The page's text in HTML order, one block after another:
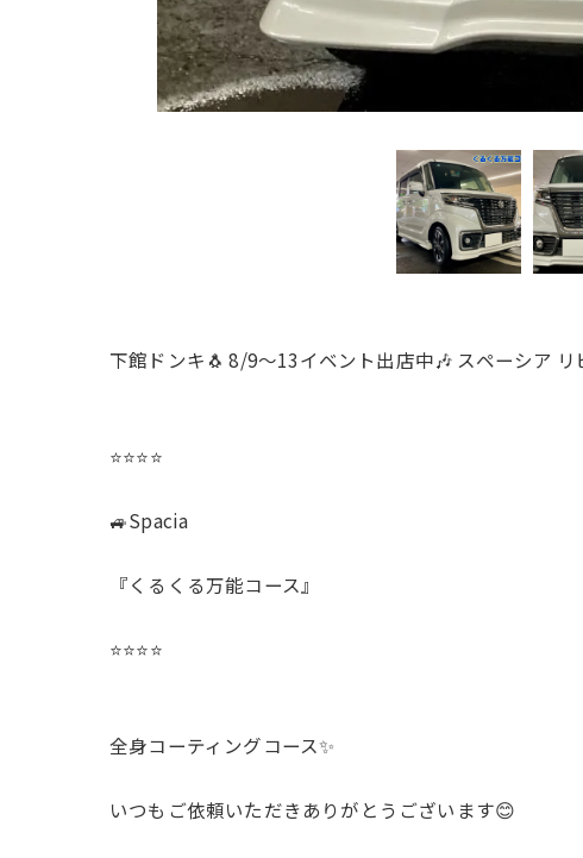
下館ドンキ🐧 8/9〜13イベント出店中🎶 スペーシア リ
⭐️⭐️⭐️⭐️
🚙Spacia
『くるくる万能コース』
⭐️⭐️⭐️⭐️
全身コーティングコース✨️
いつもご依頼いただきありがとうございます😊